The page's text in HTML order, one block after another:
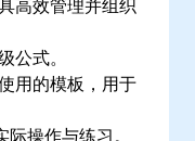
高效管理并组织
公式。
用的模板，用于
操作与练习。